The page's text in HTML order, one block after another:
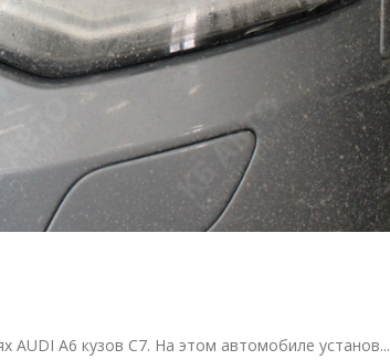
A6 кузов C7. На этом автомобиле установ...